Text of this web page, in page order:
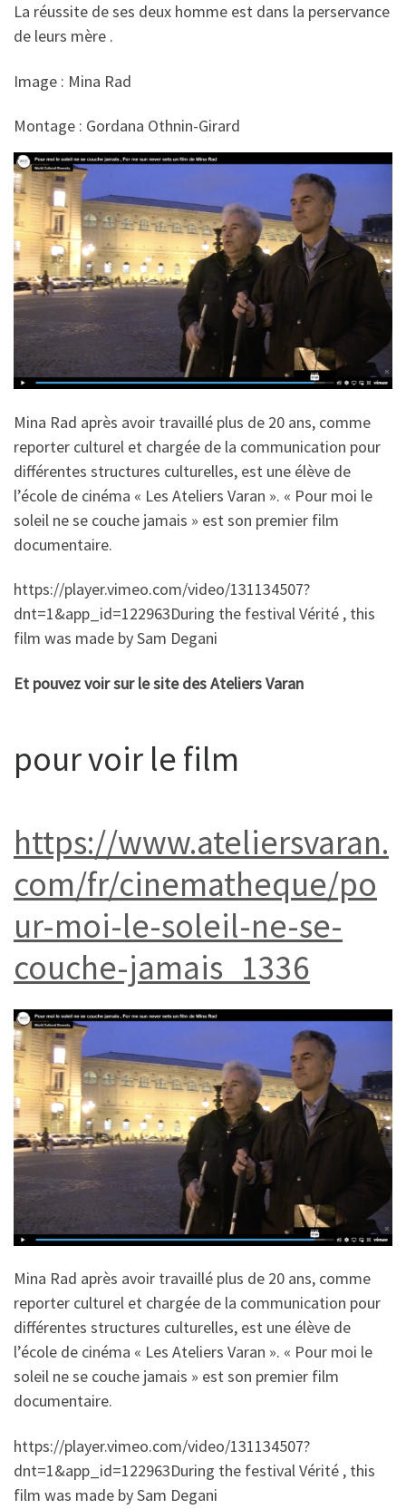
La réussite de ses deux homme est dans la perservance
de leurs mère .
Image : Mina Rad
Montage : Gordana Othnin-Girard
Mina Rad après avoir travaillé plus de 20 ans, comme
reporter culturel et chargée de la communication pour
différentes structures culturelles, est une élève de
l’école de cinéma « Les Ateliers Varan ». « Pour moi le
soleil ne se couche jamais » est son premier film
documentaire.
https://player.vimeo.com/video/131134507?
dnt=1&app_id=122963During the festival Vérité , this
film was made by Sam Degani
Et pouvez voir sur le site des Ateliers Varan
pour voir le film
https://www.ateliersvaran.
com/fr/cinematheque/po
ur-moi-le-soleil-ne-se-
couche-jamais_1336
Mina Rad après avoir travaillé plus de 20 ans, comme
reporter culturel et chargée de la communication pour
différentes structures culturelles, est une élève de
l’école de cinéma « Les Ateliers Varan ». « Pour moi le
soleil ne se couche jamais » est son premier film
documentaire.
https://player.vimeo.com/video/131134507?
dnt=1&app_id=122963During the festival Vérité , this
film was made by Sam Degani